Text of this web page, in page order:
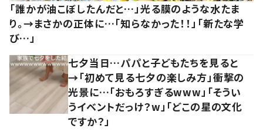
「誰かが油こぼしたんだと…」光る膜のような水たま
り。→まさかの正体に…「知らなかった！！」「新たな学
び…」
七夕当日…パパと子どもたちを見ると
→「初めて見る七夕の楽しみ方」衝撃の
光景に…「おもろすぎるwww」「そうい
うイベントだっけ？w」「どこの星の文化
ですか？」